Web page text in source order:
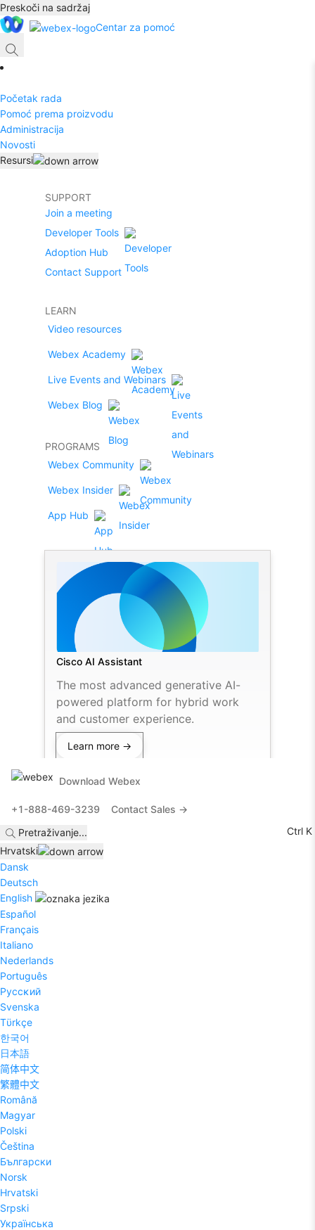
Preskoči na sadržaj
Centar za pomoć
Početak rada
Pomoć prema proizvodu
Administracija
Novosti
Resursi
SUPPORT
Join a meeting
Developer Tools
Adoption Hub
Contact Support
LEARN
Video resources
Webex Academy
Live Events and Webinars
Webex Blog
PROGRAMS
Webex Community
Webex Insider
App Hub
Cisco AI Assistant
The most advanced generative AI-
powered platform for hybrid work
and customer experience.
Learn more →
Download Webex
+1-888-469-3239
Contact Sales →
Pretraživanje...
Ctrl K
Hrvatski
Dansk
Deutsch
English
Español
Français
Italiano
Nederlands
Português
Pyccĸий
Svenska
Tϋrkçe
한국어
日本語
简体中文
繁體中文
Română
Magyar
Polski
Čeština
Български
Norsk
Hrvatski
Srpski
Українська